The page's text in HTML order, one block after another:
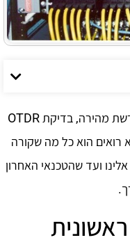
רוב הלקוחות שלנו רואים את התוצאה: רשת מהירה, בדיקת OTDR
הוא כל מה שקורה
ועד שהטכנאי האחרון